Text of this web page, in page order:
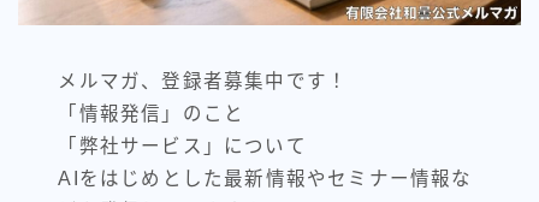
メルマガ、登録者募集中です！
「情報発信」のこと
「弊社サービス」について
AIをはじめとした最新情報やセミナー情報な